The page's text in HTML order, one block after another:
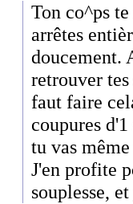
Ton co^ps
arrêtes
doucement.
retrouver
faut faire
coupures
tu vas
J'en profite
souplesse,